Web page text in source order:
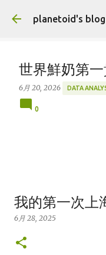
planetoid's blog
世界鮮奶第
6月 20, 2026 DATA
0
我的第一次上
6月 28, 2025